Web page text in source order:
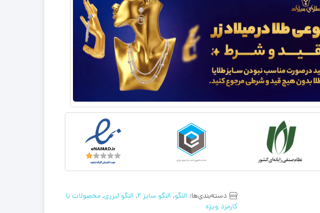
دسته‌بندی‌ها: النگو, النگو سایز 2 , النگو لیزری,محصولات با
کارمزد ویژه